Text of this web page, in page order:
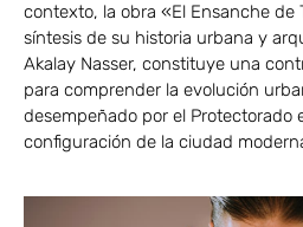
contexto, la obra «El Ensanche de
síntesis de su historia urbana y
Akalay Nasser, constituye una
para comprender la evolución
desempeñado por el Protectorado
configuración de la ciudad